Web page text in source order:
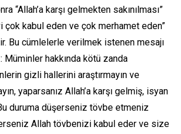
“Allah’a karşı gelmekten sakınılması”
çok kabul eden ve çok merhamet eden”
Bu cümlelerle verilmek istenen mesajı
hakkında kötü zanda
gizli hallerini araştırmayın ve
yaparsanız Allah’a karşı gelmiş, isyan
duruma düşerseniz tövbe etmeniz
Allah tövbenizi kabul eder ve size